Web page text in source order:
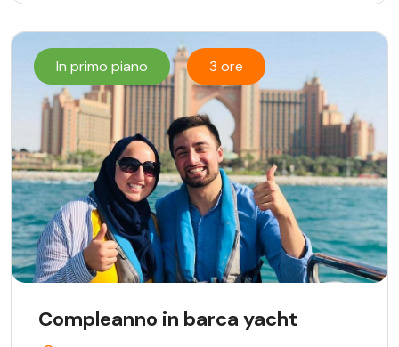
In primo piano 3 ore
Compleanno in barca yacht